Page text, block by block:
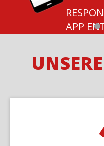
APP
Grafikdesign
Broschüren
Prospekte